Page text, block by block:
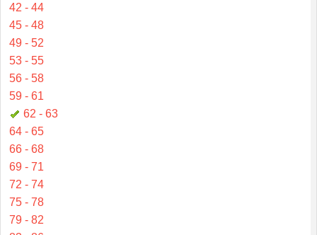
42 - 44
45 - 48
49 - 52
53 - 55
56 - 58
59 - 61
62 - 63
64 - 65
66 - 68
69 - 71
72 - 74
75 - 78
79 - 82